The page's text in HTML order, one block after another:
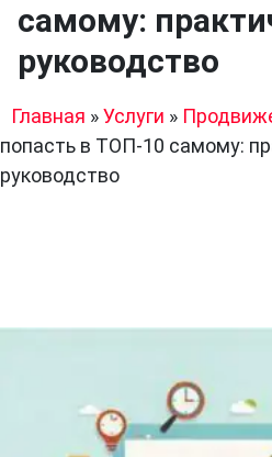
самому:
руководство
Главная »Услуги »
попасть в ТОП-10 самому:
руководство